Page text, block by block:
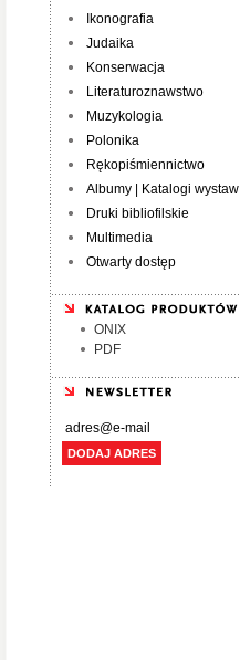
Ikonografia
Judaika
Konserwacja
Literaturoznawstwo
Muzykologia
Polonika
Rękopiśmiennictwo
Albumy | Katalogi wystaw
Druki bibliofilskie
Multimedia
Otwarty dostęp
ONIX
PDF
DODAJ ADRES